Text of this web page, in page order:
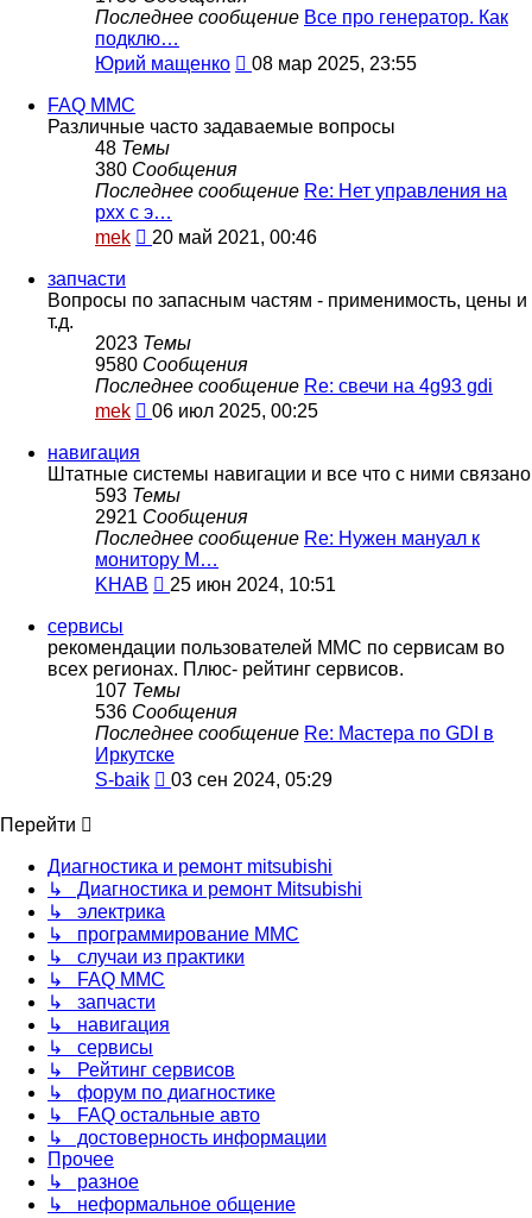
Последнее сообщение Все про генератор. Как
подклю…
Юрий мащенко
Перейти
сообщению
08 мар 2025, 23:55
FAQ MMC
Различные часто задаваемые вопросы
48 Темы
380 Сообщения
Последнее сообщение Re: Нет управления на
рхх с э…
mek
Перейти
сообщению
20 май 2021, 00:46
запчасти
Вопросы по запасным частям - применимость, цены и
т.д.
2023 Темы
9580 Сообщения
Последнее сообщение Re: свечи на 4g93 gdi
mek
Перейти
сообщению
06 июл 2025, 00:25
навигация
Штатные системы навигации и все что с ними связано
593 Темы
2921 Сообщения
Последнее сообщение Re: Нужен мануал к
монитору M…
KHAB
Перейти
сообщению
25 июн 2024, 10:51
сервисы
рекомендации пользователей MMC по сервисам во
всех регионах. Плюс- рейтинг сервисов.
107 Темы
536 Сообщения
Последнее сообщение Re: Мастера по GDI в
Иркутске
S-baik
Перейти
03 сен 2024, 05:29
Перейти
Диагностика и ремонт mitsubishi
↳ Диагностика и ремонт Mitsubishi
↳ электрика
↳ программирование MMC
↳ случаи из практики
↳ FAQ MMC
↳ запчасти
↳ навигация
↳ сервисы
↳ Рейтинг сервисов
↳ форум по диагностике
↳ FAQ остальные авто
↳ достоверность информации
Прочее
↳ разное
↳ неформальное общение